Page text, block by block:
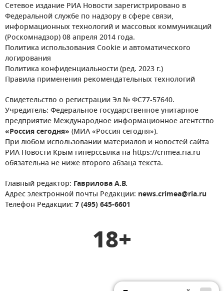
Сетевое издание РИА Новости зарегистрировано в
Федеральной службе по надзору в сфере связи,
информационных технологий и массовых коммуникаций
(Роскомнадзор) 08 апреля 2014 года.
Политика использования Cookie и автоматического
логирования
Политика конфиденциальности (ред. 2023 г.)
Правила применения рекомендательных технологий
Свидетельство о регистрации Эл № ФС77-57640.
Учредитель: Федеральное государственное унитарное
предприятие Международное информационное агентство
«Россия сегодня» (МИА «Россия сегодня»).
При любом использовании материалов и новостей сайта
РИА Новости Крым гиперссылка на https://crimea.ria.ru
обязательна не ниже второго абзаца текста.
Главный редактор: Гаврилова А.В.
Адрес электронной почты Редакции: news.crimea@ria.ru
Телефон Редакции: 7 (495) 645-6601
18+